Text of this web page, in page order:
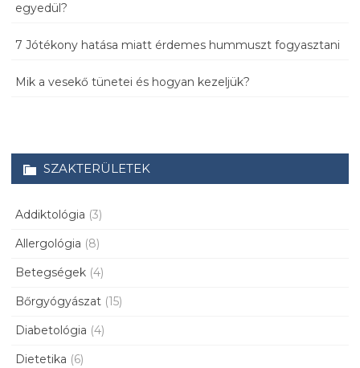
egyedül?
7 Jótékony hatása miatt érdemes hummuszt fogyasztani
Mik a vesekő tünetei és hogyan kezeljük?
SZAKTERÜLETEK
Addiktológia (3)
Allergológia (8)
Betegségek (4)
Bőrgyógyászat (15)
Diabetológia (4)
Dietetika (6)